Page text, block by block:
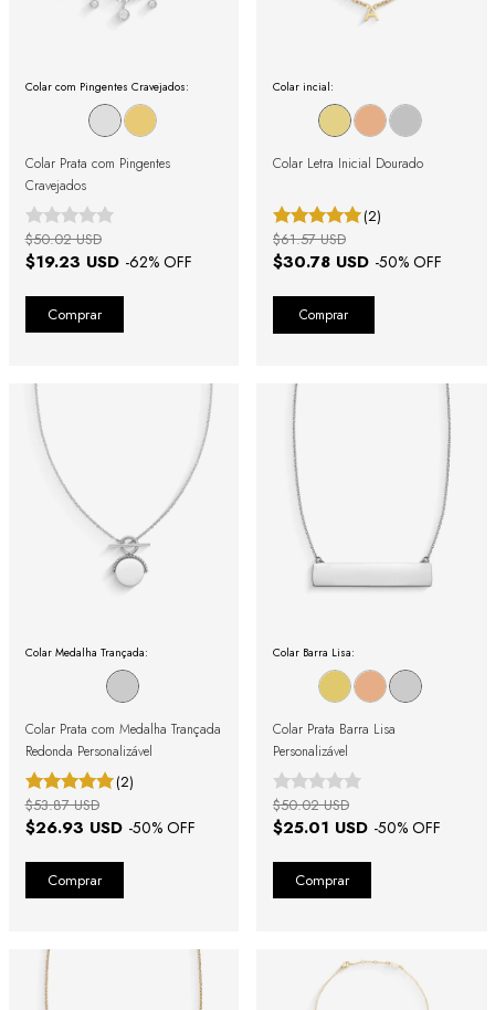
Colar com Pingentes Cravejados:
Colar Prata com Pingentes
Cravejados
$19.23 USD -62% OFF
$50.02 USD
Colar incial:
Colar Letra Inicial Dourado
(2)
$30.78 USD -50% OFF
$61.57 USD
Comprar
Colar Medalha Trançada:
Colar Prata com Medalha Trançada
Redonda Personalizável
(2)
$26.93 USD -50% OFF
$53.87 USD
Colar Barra Lisa:
Colar Prata Barra Lisa
Personalizável
$25.01 USD -50% OFF
$50.02 USD